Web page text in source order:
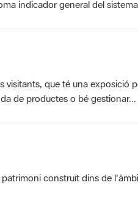
indicador general del
que té una exposició
de productes o bé gestionar...
construït dins de